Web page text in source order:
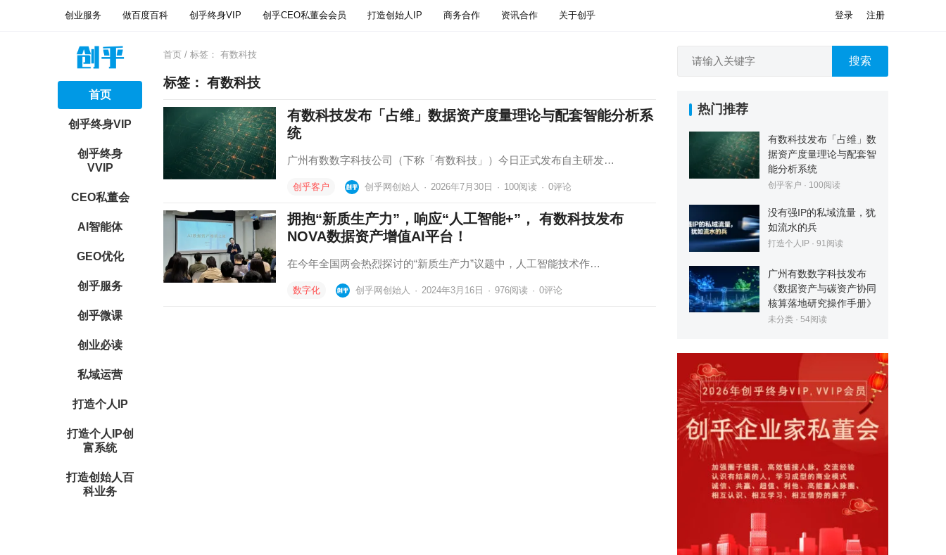
创业服务 做百度百科 创乎终身VIP 创乎CEO私董会会员 打造创始人IP 商务合作 资讯合作 关于创乎 登录 注册
首页
创乎终身VIP
创乎终身
VVIP
CEO私董会
AI智能体
GEO优化
创乎服务
创乎微课
创业必读
私域运营
打造个人IP
打造个人IP创
富系统
打造创始人百
科业务
首页 / 标签： 有数科技
标签： 有数科技
有数科技发布「占维」数据资产度量理论与配套智能分析系
统
广州有数数字科技公司（下称「有数科技」）今日正式发布自主研发…
创乎客户 创乎网创始人 · 2026年7月30日 · 100阅读 · 0评论
拥抱“新质生产力”，响应“人工智能+”， 有数科技发布
NOVA数据资产增值AI平台！
在今年全国两会热烈探讨的“新质生产力”议题中，人工智能技术作…
数字化 创乎网创始人 · 2024年3月16日 · 976阅读 · 0评论
搜索
热门推荐
有数科技发布「占维」数
据资产度量理论与配套智
能分析系统
创乎客户 · 100阅读
没有强IP的私域流量，犹
如流水的兵
打造个人IP · 91阅读
广州有数数字科技发布
《数据资产与碳资产协同
核算落地研究操作手册》
未分类 · 54阅读